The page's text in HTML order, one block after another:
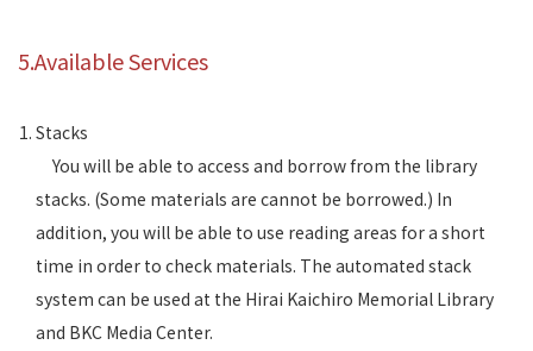
5.Available Services
Stacks
You will be able to access and borrow from the library
stacks. (Some materials are cannot be borrowed.) In
addition, you will be able to use reading areas for a short
time in order to check materials. The automated stack
system can be used at the Hirai Kaichiro Memorial Library
and BKC Media Center.